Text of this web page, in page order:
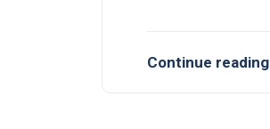
Continue reading